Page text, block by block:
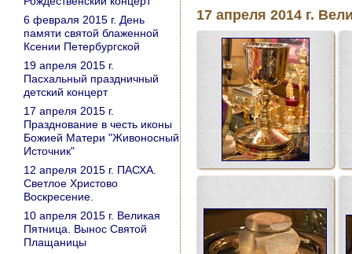
17 апреля 2014 г.
6 февраля 2015 г. День
памяти святой блаженной
Ксении Петербургской
19 апреля 2015 г.
Пасхальный праздничный
детский концерт
17 апреля 2015 г.
Празднование в честь иконы
Божией Матери "Живоносный
Источник"
12 апреля 2015 г. ПАСХА.
Светлое Христово
Воскресение.
10 апреля 2015 г. Великая
Пятница. Вынос Святой
Плащаницы